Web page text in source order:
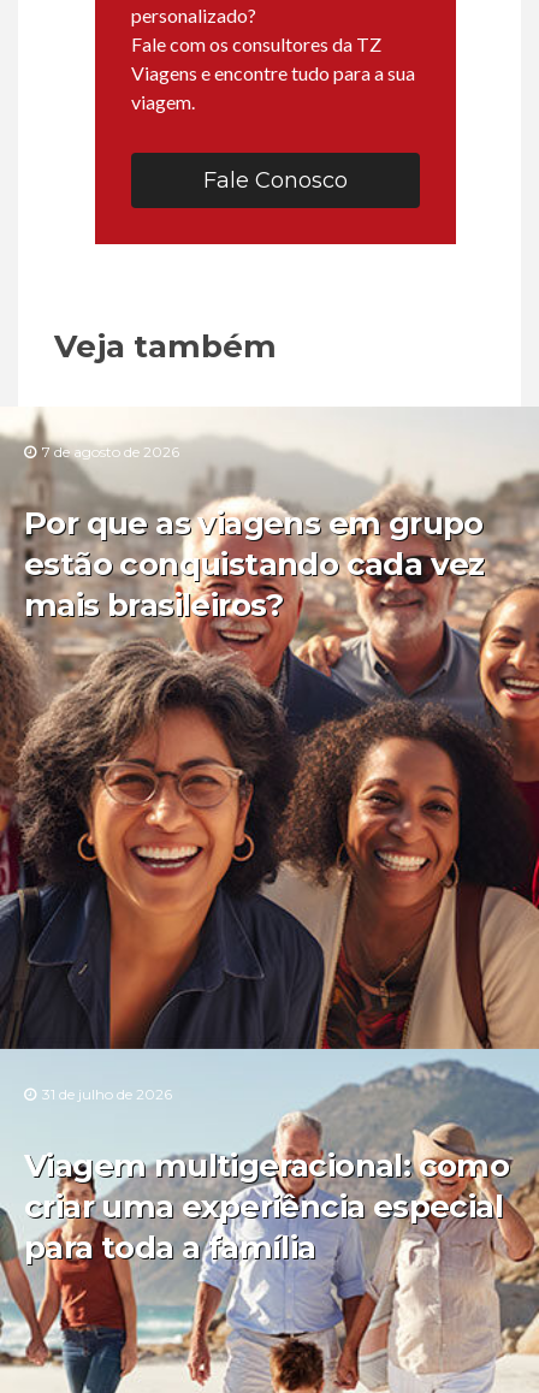
personalizado?
Fale com os consultores da TZ
Viagens e encontre tudo para a sua
viagem.
Fale Conosco
Veja também
7 de agosto de 2026
Por que as viagens em grupo
estão conquistando cada vez
mais brasileiros?
31 de julho de 2026
Viagem multigeracional: como
criar uma experiência especial
para toda a família